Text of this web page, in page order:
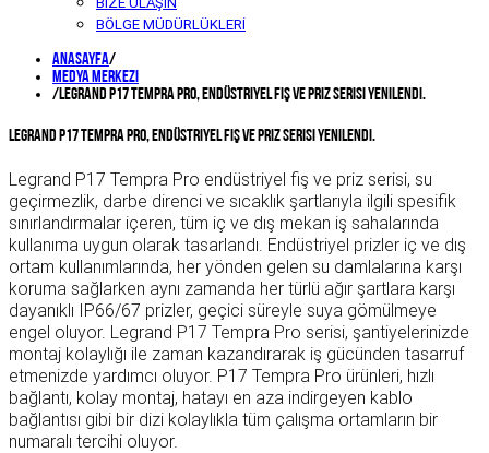
BÖLGE MÜDÜRLÜKLERİ
Anasayfa/
Medya Merkezi
/Legrand P17 Tempra Pro, Endüstriyel Fiş ve Priz serisi yenilendi.
Legrand P17 Tempra Pro, Endüstriyel Fiş ve Priz serisi yenilendi.
Legrand P17 Tempra Pro endüstriyel fiş ve priz serisi, su
geçirmezlik, darbe direnci ve sıcaklık şartlarıyla ilgili spesifik
sınırlandırmalar içeren, tüm iç ve dış mekan iş sahalarında
kullanıma uygun olarak tasarlandı. Endüstriyel prizler iç ve dış
ortam kullanımlarında, her yönden gelen su damlalarına karşı
koruma sağlarken aynı zamanda her türlü ağır şartlara karşı
dayanıklı IP66/67 prizler, geçici süreyle suya gömülmeye
engel oluyor. Legrand P17 Tempra Pro serisi, şantiyelerinizde
montaj kolaylığı ile zaman kazandırarak iş gücünden tasarruf
etmenizde yardımcı oluyor. P17 Tempra Pro ürünleri, hızlı
bağlantı, kolay montaj, hatayı en aza indirgeyen kablo
bağlantısı gibi bir dizi kolaylıkla tüm çalışma ortamların bir
numaralı tercihi oluyor.